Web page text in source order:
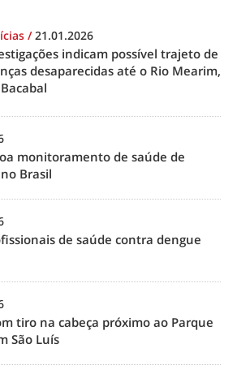
/21.01.2026
indicam possível trajeto de
desaparecidas até o Rio Mearim,
monitoramento de saúde de
Brasil
de saúde contra dengue
tiro na cabeça próximo ao Parque
São Luís